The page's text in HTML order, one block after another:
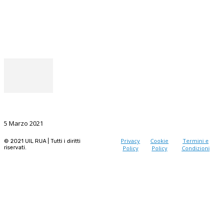
5 Marzo 2021
© 2021 UIL RUA | Tutti i diritti
riservati.
Privacy
Policy
Cookie
Policy
Termini e
Condizioni